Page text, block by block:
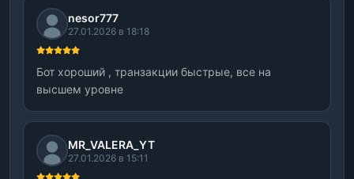
nesor777
27.01.2026 в 18:18
Бот хороший , транзакции быстрые, все на
высшем уровне
MR_VALERA_YT
27.01.2026 в 15:11